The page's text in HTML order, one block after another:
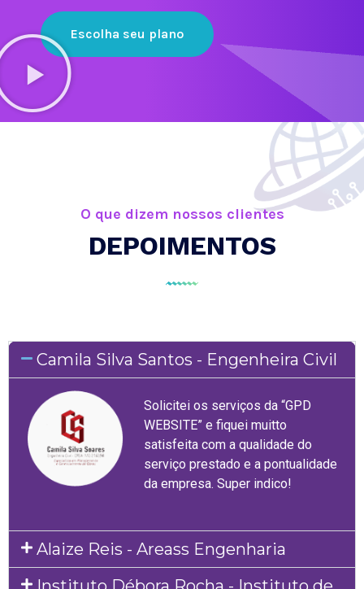
Escolha seu plano
O que dizem nossos clientes
DEPOIMENTOS
Camila Silva Santos - Engenheira Civil
Solicitei os serviços da “GPD
WEBSITE” e fiquei muitto
satisfeita com a qualidade do
serviço prestado e a pontualidade
da empresa. Super indico!
Alaize Reis - Areass Engenharia